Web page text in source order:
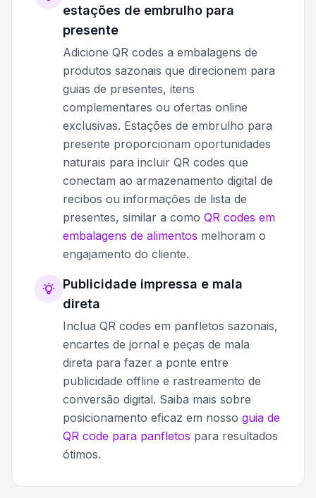
estações de embrulho para
presente
Adicione QR codes a embalagens de
produtos sazonais que direcionem para
guias de presentes, itens
complementares ou ofertas online
exclusivas. Estações de embrulho para
presente proporcionam oportunidades
naturais para incluir QR codes que
conectam ao armazenamento digital de
recibos ou informações de lista de
presentes, similar a como QR codes em
embalagens de alimentos melhoram o
engajamento do cliente.
Publicidade impressa e mala
direta
Inclua QR codes em panfletos sazonais,
encartes de jornal e peças de mala
direta para fazer a ponte entre
publicidade offline e rastreamento de
conversão digital. Saiba mais sobre
posicionamento eficaz em nosso guia de
QR code para panfletos para resultados
ótimos.